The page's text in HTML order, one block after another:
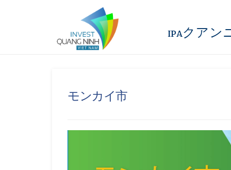
IPAクアン
モンカイ市